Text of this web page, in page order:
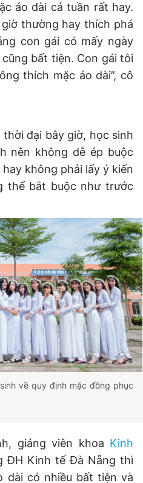
áo dài cả tuần rất hay.
giờ thường hay thích phá
con gái có mấy ngày
cũng bất tiện. Con gái tôi
thích mặc áo dài”, cô
đại bây giờ, học sinh
nên không dễ ép buộc
không phải lấy ý kiến
thể bắt buộc như trước
về quy định mặc đồng phục
giảng viên khoa Kinh
ĐH Kinh tế Đà Nẵng thì
dài có nhiều bất tiện và